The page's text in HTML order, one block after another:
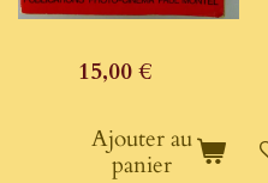
15,00 €
Ajouter au
panier